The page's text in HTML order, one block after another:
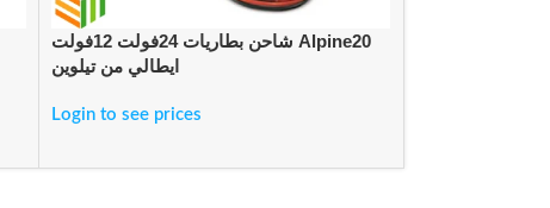
شاحن بطاريات 24فولت 12فولت Alpine20
ايطالي من تيلوين
Login to see prices